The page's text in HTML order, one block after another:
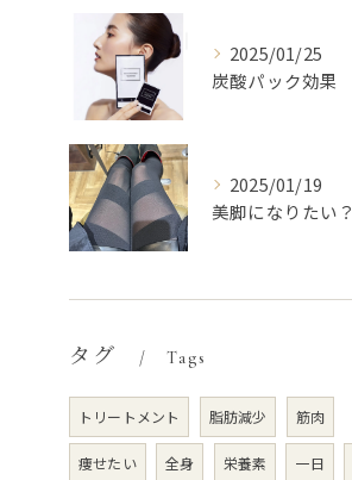
2025/01/25
炭酸パック効果
2025/01/19
美脚になりたい？
タグ Tags
トリートメント 脂肪減少 筋肉
痩せたい 全身 栄養素 一日